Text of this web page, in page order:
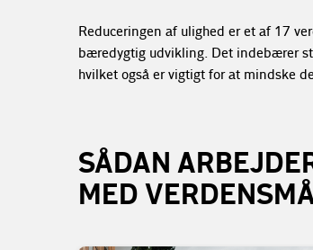
Reduceringen af ulighed er et af 17
bæredygtig udvikling. Det indebærer
hvilket også er vigtigt for at mindske
SÅDAN
MED